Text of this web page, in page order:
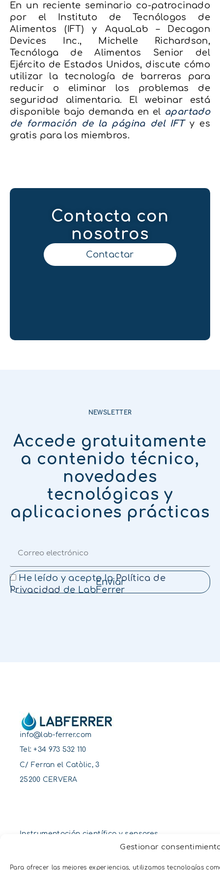
Gestionar
Para ofrecer las mejores experiencias, utilizamos tecnologías
En un reciente seminario co-patrocinado
por el Instituto de Tecnólogos de
Alimentos (IFT) y AquaLab – Decagon
Devices Inc., Michelle Richardson,
Tecnóloga de Alimentos Senior del
Ejército de Estados Unidos, discute cómo
utilizar la tecnología de barreras para
reducir o eliminar los problemas de
seguridad alimentaria. El webinar está
disponible bajo demanda en el apartado
de formación de la página del IFT y es
gratis para los miembros.
Contacta con
nosotros
Contactar
NEWSLETTER
Accede gratuitamente
a contenido técnico,
novedades
tecnológicas y
aplicaciones prácticas
He leído y acepto laPolítica de
Privacidad de LabFerrer
Enviar
info@lab-ferrer.com
Tel:+34 973 532 110
C/ Ferran el Catòlic, 3
25200 CERVERA
Instrumentación científica y sensores